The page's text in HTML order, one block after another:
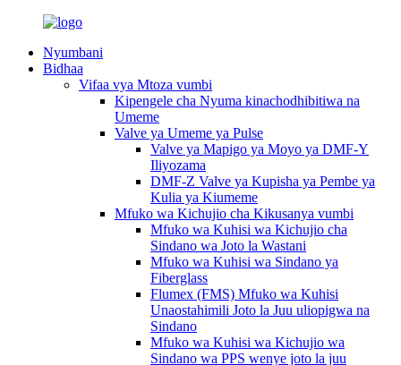
Nyumbani
Bidhaa
Vifaa vya Mtoza vumbi
Kipengele cha Nyuma kinachodhibitiwa na
Umeme
Valve ya Umeme ya Pulse
Valve ya Mapigo ya Moyo ya DMF-Y
Iliyozama
DMF-Z Valve ya Kupisha ya Pembe ya
Kulia ya Kiumeme
Mfuko wa Kichujio cha Kikusanya vumbi
Mfuko wa Kuhisi wa Kichujio cha
Sindano wa Joto la Wastani
Mfuko wa Kuhisi wa Sindano ya
Fiberglass
Flumex (FMS) Mfuko wa Kuhisi
Unaostahimili Joto la Juu uliopigwa na
Sindano
Mfuko wa Kuhisi wa Kichujio wa
Sindano wa PPS wenye joto la juu